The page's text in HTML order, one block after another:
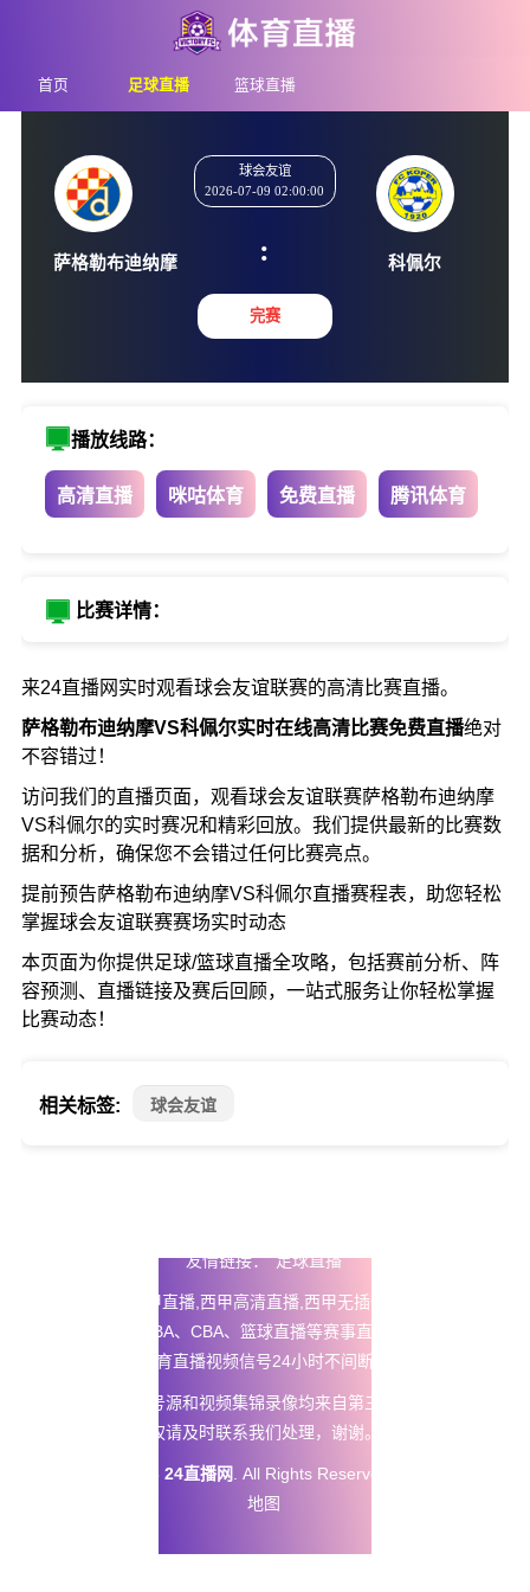
首页 足球直播 篮球直播
萨格勒布迪纳摩
球会友谊
2026-07-09 02:00:00
:
完赛
播放线路：
高清直播 咪咕体育 免费直播 腾讯体育
比赛详情：
来24直播网实时观看球会友谊联赛的高清比赛直播。
萨格勒布迪纳摩VS科佩尔实时在线高清比赛免费直播绝对
不容错过！
访问我们的直播页面，观看球会友谊联赛萨格勒布迪纳摩
VS科佩尔的实时赛况和精彩回放。我们提供最新的比赛数
据和分析，确保您不会错过任何比赛亮点。
提前预告萨格勒布迪纳摩VS科佩尔直播赛程表，助您轻松
掌握球会友谊联赛赛场实时动态
本页面为你提供足球/篮球直播全攻略，包括赛前分析、阵
容预测、直播链接及赛后回顾，一站式服务让你轻松掌握
比赛动态！
相关标签: 球会友谊
友情链接：足球直播
提供西甲直播,西甲高清直播,西甲无插件免费直播以及五
大联赛直播、NBA、CBA、篮球直播等赛事直播在线观看无插
件，体育直播视频信号24小时不间断更新。
本站所有直播信号源和视频集锦录像均来自第三方平台，如有侵
权请及时联系我们处理，谢谢。
Copyright © 202524直播网. All Rights Reserved 版权所有
地图